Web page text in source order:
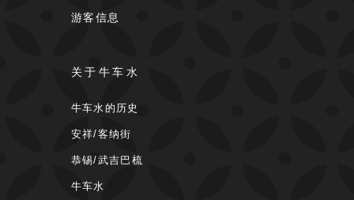
游客信息
关于牛车水
牛车水的历史
安祥/客纳街
恭锡/武吉巴梳
牛车水